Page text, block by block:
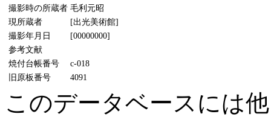
撮影時の所蔵者 毛利元昭
現所蔵者
[出光美術館]
撮影年月日
[00000000]
参考文献
焼付台帳番号
c-018
旧原板番号
4091
このデータベースには